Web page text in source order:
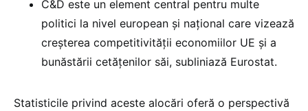
C&D este un element central pentru multe
politici la nivel european și național care vizează
creșterea competitivității economiilor UE și a
bunăstării cetățenilor săi, subliniază Eurostat.
Statisticile privind aceste alocări oferă o perspectivă